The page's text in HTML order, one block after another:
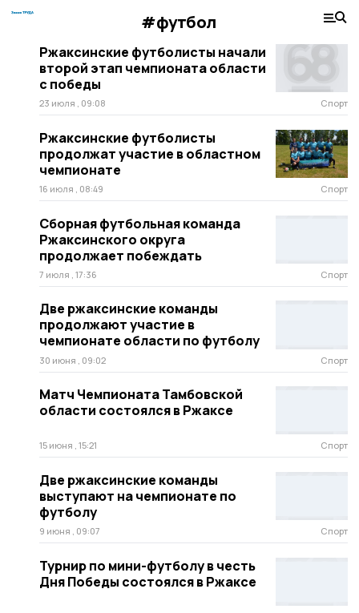
#футбол
Ржаксинские футболисты начали
второй этап чемпионата области
с победы
23 июля , 09:08 Спорт
Ржаксинские футболисты
продолжат участие в областном
чемпионате
16 июля , 08:49 Спорт
Сборная футбольная команда
Ржаксинского округа
продолжает побеждать
7 июля , 17:36 Спорт
Две ржаксинские команды
продолжают участие в
чемпионате области по футболу
30 июня , 09:02 Спорт
Матч Чемпионата Тамбовской
области состоялся в Ржаксе
15 июня , 15:21 Спорт
Две ржаксинские команды
выступают на чемпионате по
футболу
9 июня , 09:07 Спорт
Турнир по мини-футболу в честь
Дня Победы состоялся в Ржаксе